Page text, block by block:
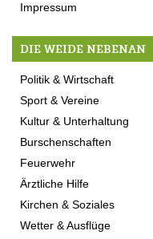
Impressum
DIE WEIDE NEBENAN
Politik & Wirtschaft
Sport & Vereine
Kultur & Unterhaltung
Burschenschaften
Feuerwehr
Ärztliche Hilfe
Kirchen & Soziales
Wetter & Ausflüge